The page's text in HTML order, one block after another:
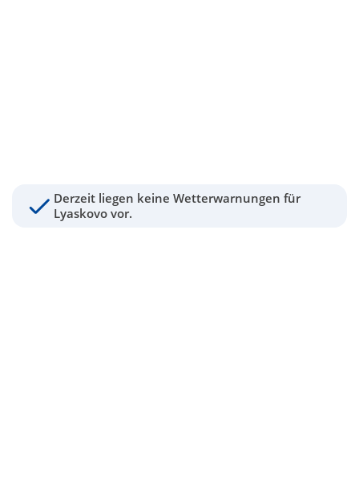
Derzeit liegen keine Wetterwarnungen für
Lyaskovo vor.